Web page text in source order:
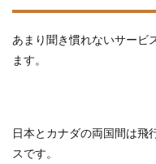
あまり聞き慣れないサービ
ます。
日本とカナダの両国間は飛
スです。